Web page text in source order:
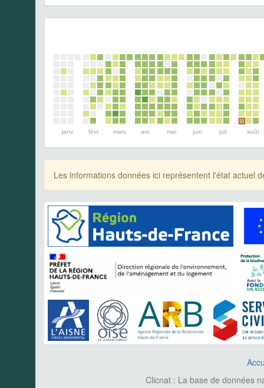
janv. févr. mars avr. mai juin juil. août
Les informations données ici représentent l'état actuel
Clicnat : La base de données